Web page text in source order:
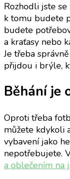
Rozhodli jste
k tomu budete
budete
a kraťasy nebo
Je třeba
přijdou i brýle,
Běhání je
Oproti třeba
můžete kdykoli
vybavení jako
nepotřebujete.
a oblečením na